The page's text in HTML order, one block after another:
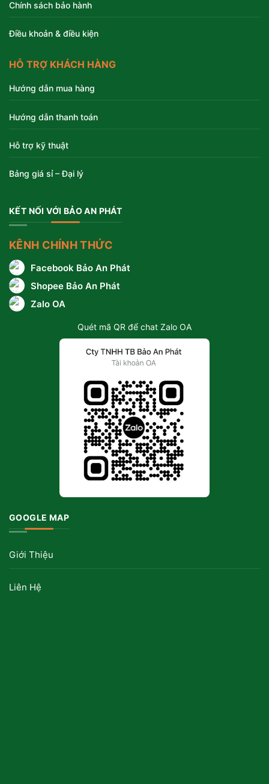
Chính sách bảo hành
Điều khoản & điều kiện
HỖ TRỢ KHÁCH HÀNG
Hướng dẫn mua hàng
Hướng dẫn thanh toán
Hỗ trợ kỹ thuật
Bảng giá sỉ – Đại lý
KẾT NỐI VỚI BẢO AN PHÁT
KÊNH CHÍNH THỨC
Facebook Bảo An Phát
Shopee Bảo An Phát
Zalo OA
Quét mã QR để chat Zalo OA
GOOGLE MAP
Giới Thiệu
Liên Hệ